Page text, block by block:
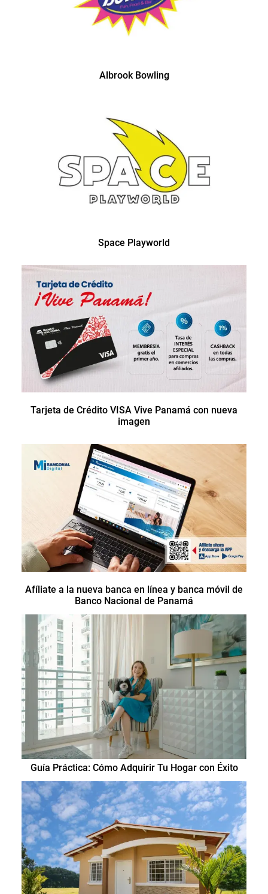
Albrook Bowling
Space Playworld
Tarjeta de Crédito VISA Vive Panamá con nueva
imagen
Afíliate a la nueva banca en línea y banca móvil de
Banco Nacional de Panamá
Guía Práctica: Cómo Adquirir Tu Hogar con Éxito